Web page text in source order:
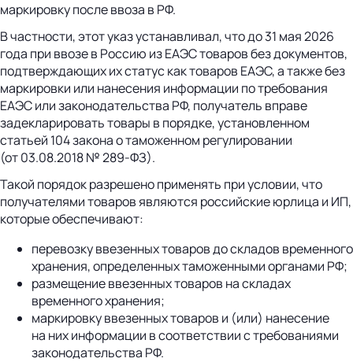
маркировку после ввоза в РФ.
В частности, этот указ устанавливал, что до 31 мая 2026
года при ввозе в Россию из ЕАЭС товаров без документов,
подтверждающих их статус как товаров ЕАЭС, а также без
маркировки или нанесения информации по требования
ЕАЭС или законодательства РФ, получатель вправе
задекларировать товары в порядке, установленном
статьей 104 закона о таможенном регулировании
(от 03.08.2018 № 289-ФЗ).
Такой порядок разрешено применять при условии, что
получателями товаров являются российские юрлица и ИП,
которые обеспечивают:
перевозку ввезенных товаров до складов временного
хранения, определенных таможенными органами РФ;
размещение ввезенных товаров на складах
временного хранения;
маркировку ввезенных товаров и (или) нанесение
на них информации в соответствии с требованиями
законодательства РФ.